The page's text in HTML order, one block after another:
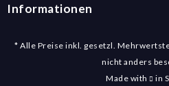
Informationen
* Alle Preise inkl. gesetzl.
nicht anders
Made with
in